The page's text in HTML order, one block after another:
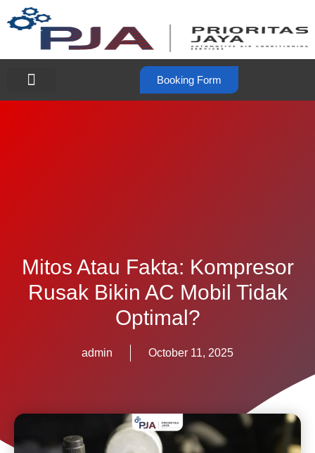
Booking Form
Mitos Atau Fakta: Kompresor
Rusak Bikin AC Mobil Tidak
Optimal?
admin October 11, 2025